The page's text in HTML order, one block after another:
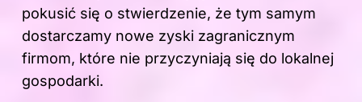
pokusić się o stwierdzenie, że tym samym
dostarczamy nowe zyski zagranicznym
firmom, które nie przyczyniają się do lokalnej
gospodarki.